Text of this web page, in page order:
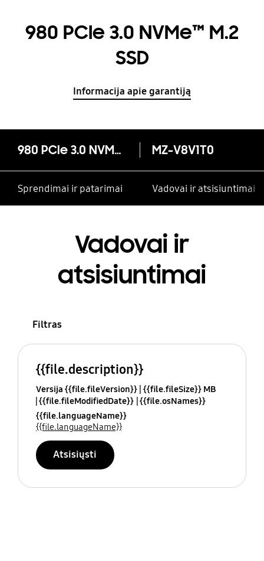
980 PCIe 3.0 NVMe™ M.2
SSD
Informacija apie garantiją
980 PCIe 3.0 NVMe™ M.2 SSD MZ-V8V1T0
Sprendimai ir patarimai Vadovai ir atsisiuntimai
Vadovai ir
atsisiuntimai
Filtras
{{file.description}}
Versija {{file.fileVersion}} {{file.fileSize}} MB
{{file.fileModifiedDate}} {{file.osNames}}
{{file.languageName}}
{{file.languageName}}
Atsisiųsti